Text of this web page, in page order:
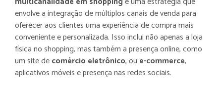
envolve a integração de múltiplos canais de venda para
oferecer aos clientes uma experiência de compra mais
conveniente e personalizada. Isso inclui não apenas a loja
física no shopping, mas também a presença online, como
um site decomércio eletrônico, ou e-commerce,
aplicativos móveis e presença nas redes sociais.